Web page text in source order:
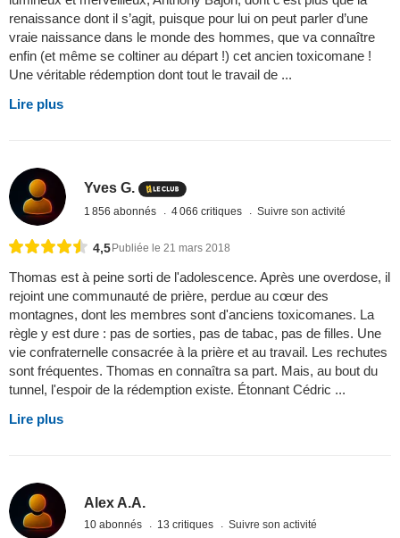
renaissance dont il s’agit, puisque pour lui on peut parler d’une
vraie naissance dans le monde des hommes, que va connaître
enfin (et même se coltiner au départ !) cet ancien toxicomane !
Une véritable rédemption dont tout le travail de ...
Lire plus
Yves G.
1 856 abonnés 4 066 critiques Suivre son activité
4,5Publiée le 21 mars 2018
Thomas est à peine sorti de l'adolescence. Après une overdose, il
rejoint une communauté de prière, perdue au cœur des
montagnes, dont les membres sont d'anciens toxicomanes. La
règle y est dure : pas de sorties, pas de tabac, pas de filles. Une
vie confraternelle consacrée à la prière et au travail. Les rechutes
sont fréquentes. Thomas en connaîtra sa part. Mais, au bout du
tunnel, l'espoir de la rédemption existe. Étonnant Cédric ...
Lire plus
Alex A.A.
10 abonnés 13 critiques Suivre son activité